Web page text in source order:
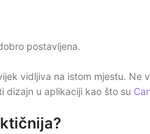
postavljena.
vidljiva na istom mjestu.
dizajn u aplikaciji kao što su